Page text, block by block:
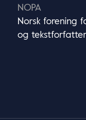
NOPA
Norsk forening
og